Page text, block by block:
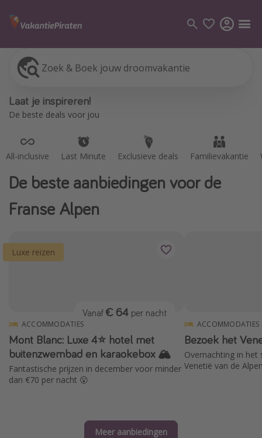
Zoek & Boek jouw droomvakantie
Laat je inspireren!
De beste deals voor jou
All-inclusive Last Minute Exclusieve deals Familievakantie
All-inclusive
Vluchten
Vakanties
Alle bestemmingen
Mallorca
Madeira
Egypte
Bali
De beste aanbiedingen voor de
Franse Alpen
Luxe reizen
ACCOMMODATIES
Mont Blanc: Luxe 4⭐️ hotel met
buitenzwembad en karaokebox 🏔️
Fantastische prijzen in december voor minder
dan €70 per nacht 😮
Vanaf € 64 per nacht
ACCOMMODATIES
Bezoek het
Overnachting in
Venetië van de
Meer aanbiedingen